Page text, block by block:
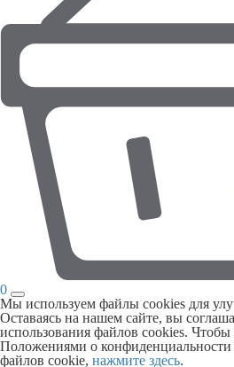
0
Мы используем файлы cookies для
Оставаясь на нашем сайте, вы
использования файлов cookies.
Положениями о конфиденциальности
файлов cookie, нажмите здесь.